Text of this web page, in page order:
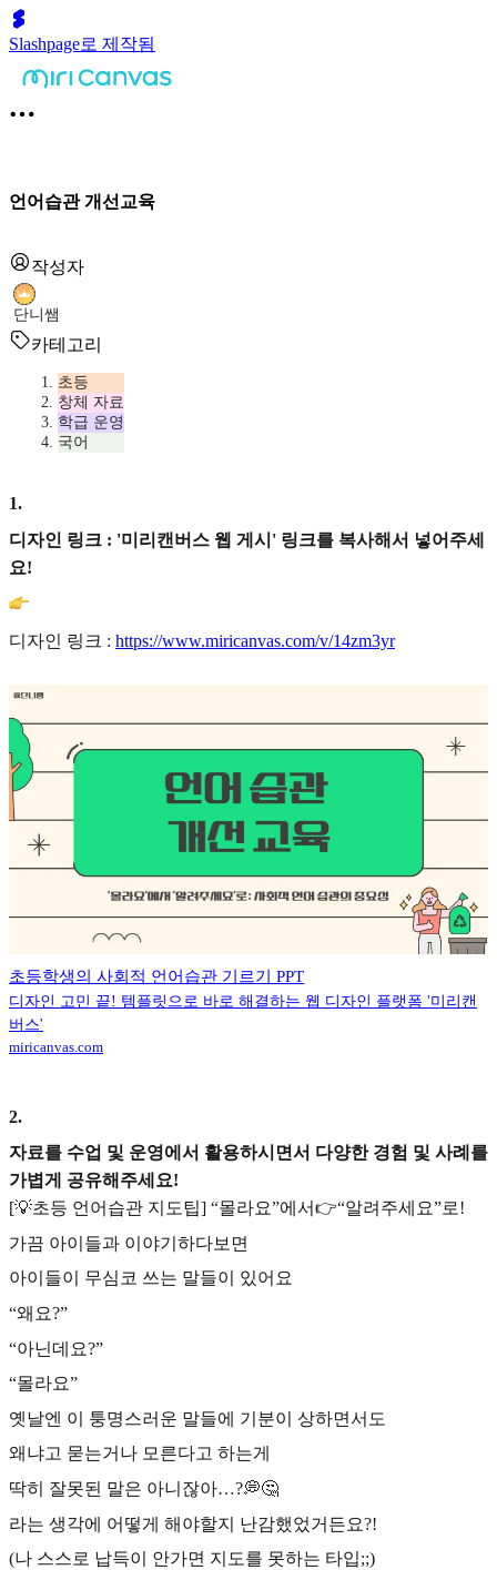
Slashpage로 제작됨
언어습관 개선교육
작성자
단니쌤
카테고리
초등
창체 자료
학급 운영
국어
1.
디자인 링크 : '미리캔버스 웹 게시' 링크를 복사해서 넣어주세
요!
디자인 링크 : https://www.miricanvas.com/v/14zm3yr
초등학생의 사회적 언어습관 기르기 PPT
디자인 고민 끝! 템플릿으로 바로 해결하는 웹 디자인 플랫폼 '미리캔
버스'
miricanvas.com
2.
자료를 수업 및 운영에서 활용하시면서 다양한 경험 및 사례를
가볍게 공유해주세요!
[💡초등 언어습관 지도팁] “몰라요”에서👉“알려주세요”로!
가끔 아이들과 이야기하다보면
아이들이 무심코 쓰는 말들이 있어요
“왜요?”
“아닌데요?”
“몰라요”
옛날엔 이 퉁명스러운 말들에 기분이 상하면서도
왜냐고 묻는거나 모른다고 하는게
딱히 잘못된 말은 아니잖아…?💭🤔
라는 생각에 어떻게 해야할지 난감했었거든요?!
(나 스스로 납득이 안가면 지도를 못하는 타입;;)